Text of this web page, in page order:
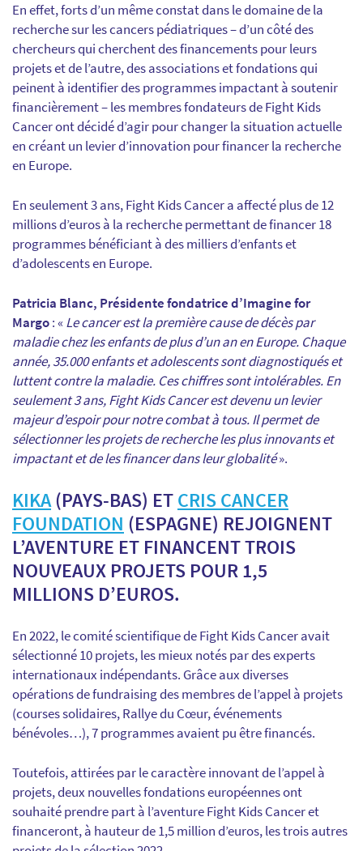
En effet, forts d’un même constat dans le domaine de la
recherche sur les cancers pédiatriques – d’un côté des
chercheurs qui cherchent des financements pour leurs
projets et de l’autre, des associations et fondations qui
peinent à identifier des programmes impactant à soutenir
financièrement – les membres fondateurs de Fight Kids
Cancer ont décidé d’agir pour changer la situation actuelle
en créant un levier d’innovation pour financer la recherche
en Europe.
En seulement 3 ans, Fight Kids Cancer a affecté plus de 12
millions d’euros à la recherche permettant de financer 18
programmes bénéficiant à des milliers d’enfants et
d’adolescents en Europe.
Patricia Blanc, Présidente fondatrice d’Imagine for
Margo: «Le cancer est la première cause de décès par
maladie chez les enfants de plus d’un an en Europe. Chaque
année, 35.000 enfants et adolescents sont diagnostiqués et
luttent contre la maladie. Ces chiffres sont intolérables. En
seulement 3 ans, Fight Kids Cancer est devenu un levier
majeur d’espoir pour notre combat à tous. Il permet de
sélectionner les projets de recherche les plus innovants et
impactant et de les financer dans leur globalité».
KIKA(PAYS-BAS) ETCRIS CANCER
FOUNDATION (ESPAGNE) REJOIGNENT
L’AVENTURE ET FINANCENT TROIS
NOUVEAUX PROJETS POUR 1,5
MILLIONS D’EUROS.
En 2022, le comité scientifique de Fight Kids Cancer avait
sélectionné 10 projets, les mieux notés par des experts
internationaux indépendants. Grâce aux diverses
opérations de fundraising des membres de l’appel à projets
(courses solidaires, Rallye du Cœur, événements
bénévoles…), 7 programmes avaient pu être financés.
Toutefois, attirées par le caractère innovant de l’appel à
projets, deux nouvelles fondations européennes ont
souhaité prendre part à l’aventure Fight Kids Cancer et
financeront, à hauteur de 1,5 million d’euros, les trois autres